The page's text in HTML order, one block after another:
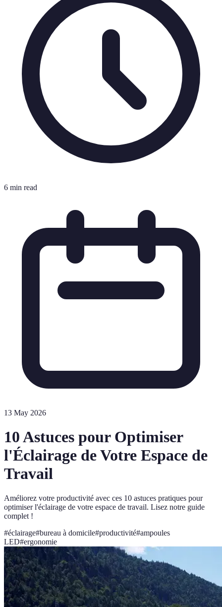
6 min read
13 May 2026
10 Astuces pour Optimiser
l'Éclairage de Votre Espace de
Travail
Améliorez votre productivité avec ces 10 astuces pratiques pour
optimiser l'éclairage de votre espace de travail. Lisez notre guide
complet !
#éclairage#bureau à domicile#productivité#ampoules
LED#ergonomie